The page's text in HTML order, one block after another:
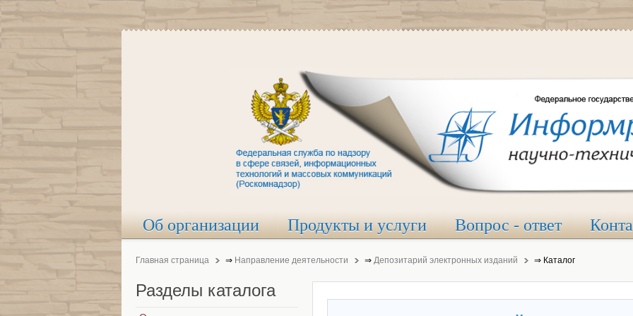
Об организации Продукты и услуги Вопрос - ответ
Главная страница ⇒ Направление деятельности ⇒ Депозитарий электронных изданий ⇒ Каталог
Разделы каталога